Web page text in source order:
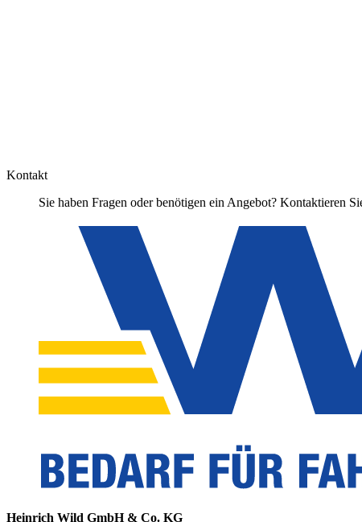
Kontakt
Sie haben Fragen oder benötigen ein Angebot? Kontaktieren
Heinrich Wild GmbH & Co. KG